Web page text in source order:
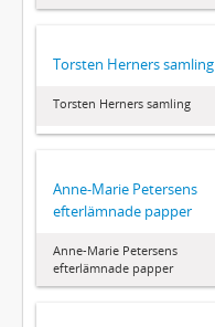
Torsten Herners samling
Torsten Herners samling
Anne-Marie Petersens
efterlämnade papper
Anne-Marie Petersens
efterlämnade papper